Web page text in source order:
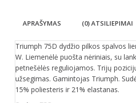
APRAŠYMAS (0) ATSILIEPIMAI
Triumph 75D dydžio pilkos spalvos
W. Liemenėlė puošta nėriniais, su
petnešėlės reguliojamos. Trijų
užsegimas. Gamintojas Triumph.
15% poliesteris ir 21% elastanas.